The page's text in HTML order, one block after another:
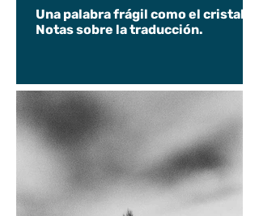
Una palabra frágil como el cristal.
Notas sobre la traducción.